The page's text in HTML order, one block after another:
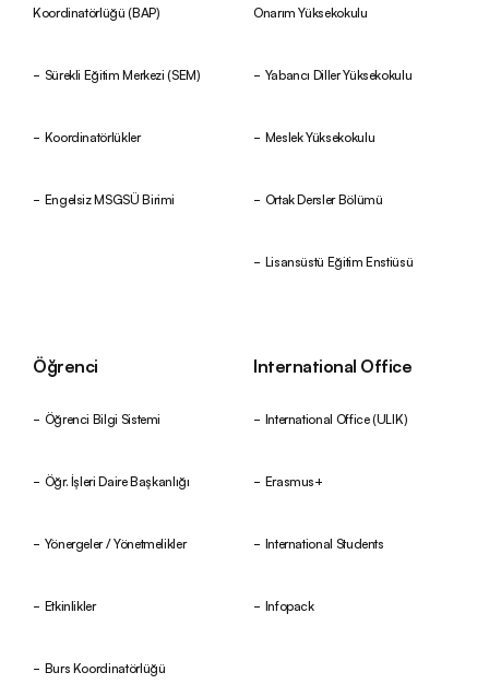
Koordinatörlüğü (BAP)
Sürekli Eğitim Merkezi (SEM)
Koordinatörlükler
Engelsiz MSGSÜ Birimi
Onarım Yüksekokulu
Yabancı Diller Yüksekokulu
Meslek Yüksekokulu
Ortak Dersler Bölümü
Lisansüstü Eğitim Enstiüsü
Öğrenci
Öğrenci Bilgi Sistemi
Öğr. İşleri Daire Başkanlığı
Yönergeler / Yönetmelikler
Etkinlikler
Burs Koordinatörlüğü
International Office
International Office (ULIK)
Erasmus+
International Students
Infopack